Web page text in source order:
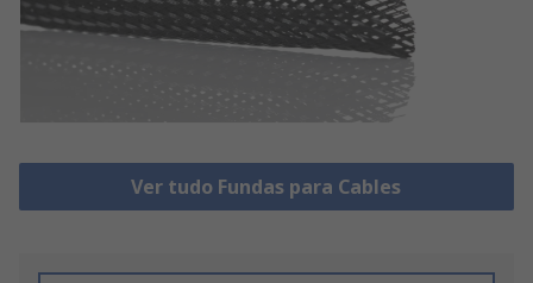
Ver tudo Fundas para Cables